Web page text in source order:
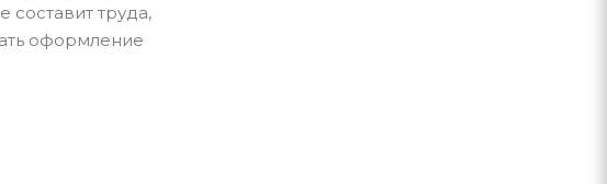
составит труда,
оформление